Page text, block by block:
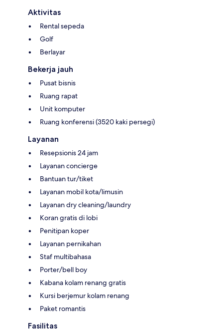
Aktivitas
Rental sepeda
Golf
Berlayar
Bekerja jauh
Pusat bisnis
Ruang rapat
Unit komputer
Ruang konferensi (3520 kaki persegi)
Layanan
Resepsionis 24 jam
Layanan concierge
Bantuan tur/tiket
Layanan mobil kota/limusin
Layanan dry cleaning/laundry
Koran gratis di lobi
Penitipan koper
Layanan pernikahan
Staf multibahasa
Porter/bell boy
Kabana kolam renang gratis
Kursi berjemur kolam renang
Paket romantis
Fasilitas